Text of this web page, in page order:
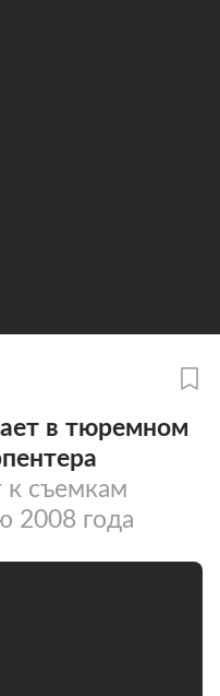
в тюремном
к съемкам
2008 года